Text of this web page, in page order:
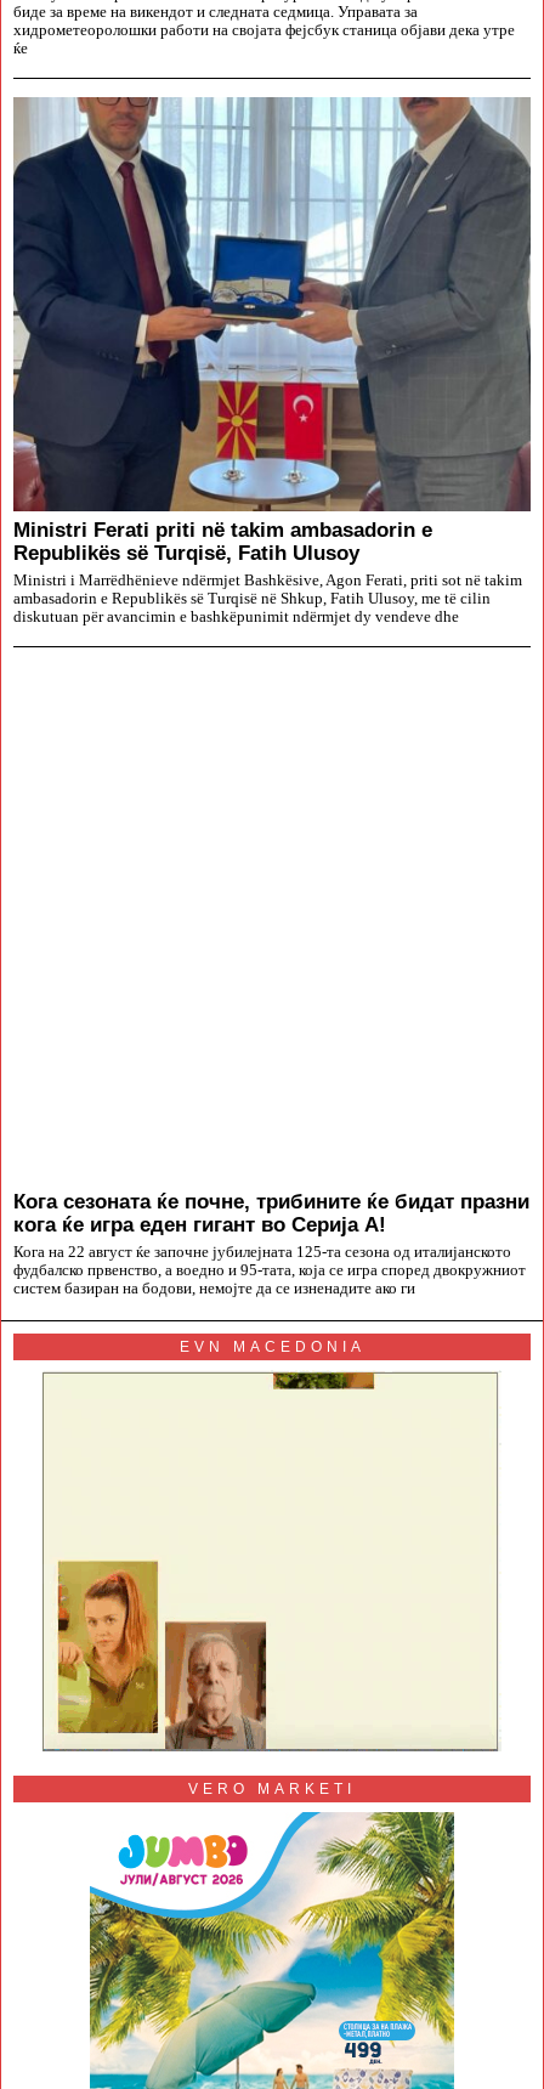
биде за време на викендот и следната седмица. Управата за
хидрометеоролошки работи на својата фејсбук станица објави дека утре
ќе
Ministri Ferati priti në takim ambasadorin e
Republikës së Turqisë, Fatih Ulusoy
Ministri i Marrëdhënieve ndërmjet Bashkësive, Agon Ferati, priti sot në takim
ambasadorin e Republikës së Turqisë në Shkup, Fatih Ulusoy, me të cilin
diskutuan për avancimin e bashkëpunimit ndërmjet dy vendeve dhe
Кога сезоната ќе почне, трибините ќе бидат празни
кога ќе игра еден гигант во Серија А!
Кога на 22 август ќе започне јубилејната 125-та сезона од италијанското
фудбалско првенство, а воедно и 95-тата, која се игра според двокружниот
систем базиран на бодови, немојте да се изненадите ако ги
EVN MACEDONIA
VERO MARKETI